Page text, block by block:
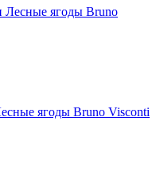
ягоды Bruno Visconti